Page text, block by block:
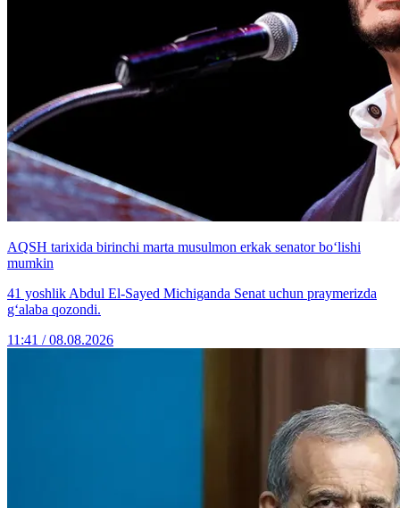
AQSH tarixida birinchi marta musulmon erkak senator bo‘lishi
mumkin
41 yoshlik Abdul El-Sayed Michiganda Senat uchun praymerizda
g‘alaba qozondi.
11:41 / 08.08.2026